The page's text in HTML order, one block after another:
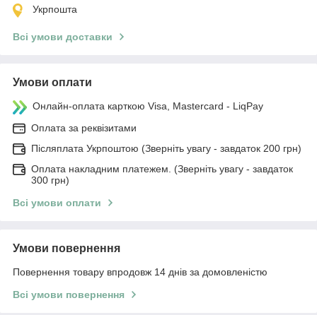
Укрпошта
Всі умови доставки
Умови оплати
Онлайн-оплата карткою Visa, Mastercard - LiqPay
Оплата за реквізитами
Післяплата Укрпоштою (Зверніть увагу - завдаток 200 грн)
Оплата накладним платежем. (Зверніть увагу - завдаток
300 грн)
Всі умови оплати
Умови повернення
Повернення товару впродовж 14 днів за домовленістю
Всі умови повернення